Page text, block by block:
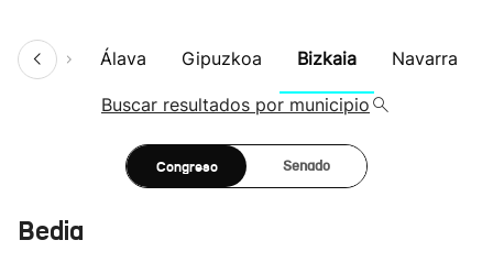
Álava Gipuzkoa Bizkaia Navarra
Buscar resultados por municipio
Congreso Senado
Bedia